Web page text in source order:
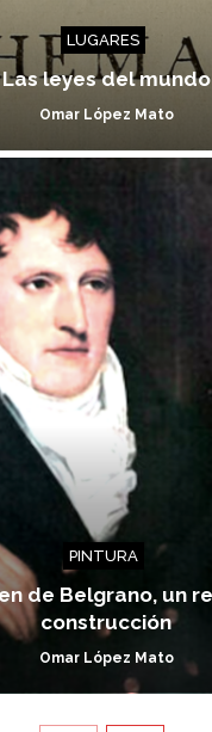
LUGARES
Las leyes del mundo
Omar López Mato
PINTURA
de Belgrano, un
construcción
Omar López Mato